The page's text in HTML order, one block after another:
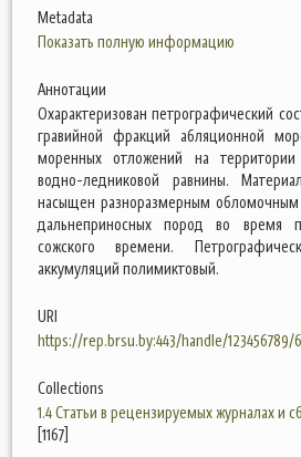
Metadata
Показать полную информацию
Аннотации
Охарактеризован петрографический
гравийной фракций абляционной
моренных отложений на
водно-ледниковой равнины.
насыщен разноразмерным
дальнеприносных пород во время
сожского времени.
аккумуляций полимиктовый.
URI
https://rep.brsu.by:443/handle/123456789/
Collections
1.4 Статьи в рецензируемых журналах и
[1167]